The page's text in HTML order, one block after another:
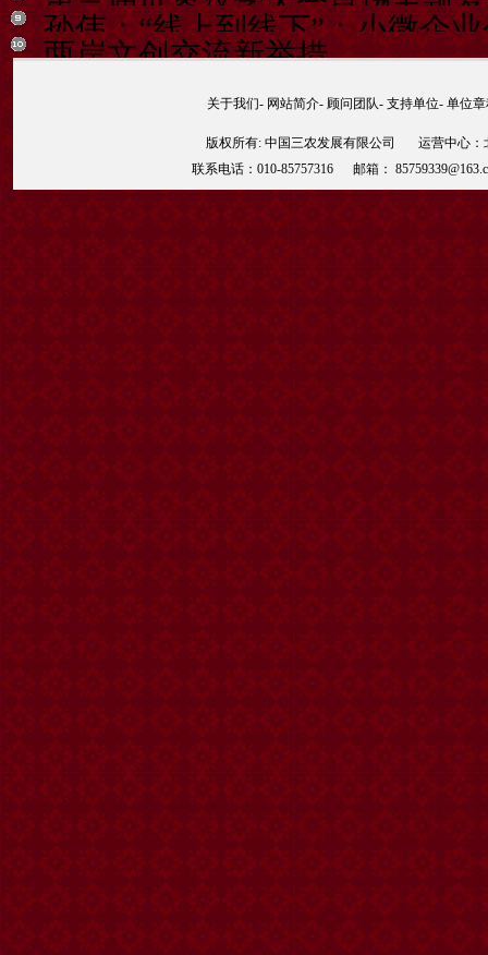
孙伟：“线上到线下”：小微企
两岸文创交流新举措
关于我们- 网站简介- 顾问团队- 支持单位- 单位
版权所有: 中国三农发展有限公司 运营中心
联系电话：010-85757316 邮箱：